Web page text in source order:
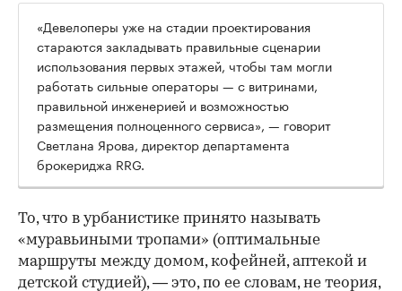
00:00
«Девелоперы уже на стадии проектирования
стараются закладывать правильные сценарии
использования первых этажей, чтобы там могли
работать сильные операторы — с витринами,
правильной инженерией и возможностью
размещения полноценного сервиса», — говорит
Светлана Ярова, директор департамента
брокериджа RRG.
То, что в урбанистике принято называть
«муравьиными тропами» (оптимальные
маршруты между домом, кофейней, аптекой и
детской студией), — это, по ее словам, не теория,